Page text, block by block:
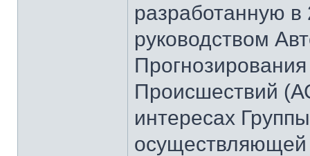
разработанную
руководством
Происшествий
интересах
осуществляющей